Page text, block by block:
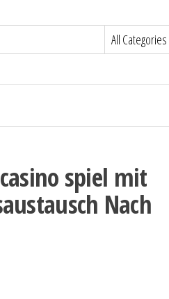
spiel mit
Nach